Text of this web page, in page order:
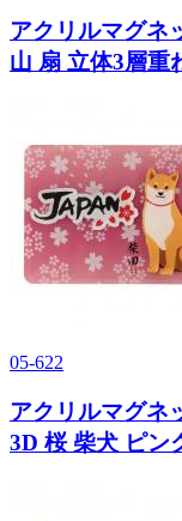
アクリルマグネ
山 扇 立体3層重
05-622
アクリルマグネ
3D 桜 柴犬 ピン